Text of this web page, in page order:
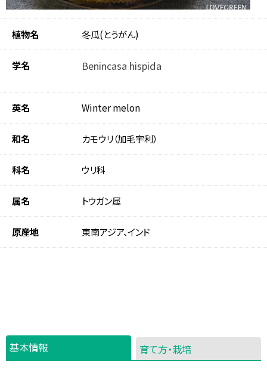
植物名 冬瓜(とうがん)
学名 Benincasa hispida
英名 Winter melon
和名 カモウリ（加毛宇利）
科名 ウリ科
属名 トウガン属
原産地 東南アジア、インド
基本情報 育て方・栽培